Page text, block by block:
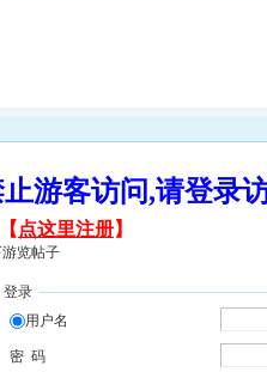
止游客访问,请登
【 点这里注册】
览帖子
登录
用户名
密 码